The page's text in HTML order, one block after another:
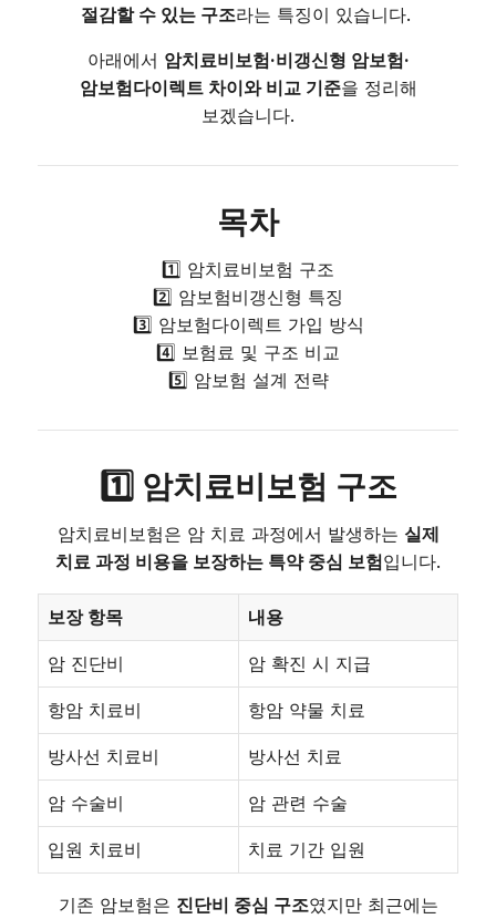
절감할 수 있는 구조라는 특징이 있습니다.
아래에서 암치료비보험·비갱신형 암보험·
암보험다이렉트 차이와 비교 기준을 정리해
보겠습니다.
목차
1️⃣ 암치료비보험 구조
2️⃣ 암보험비갱신형 특징
3️⃣ 암보험다이렉트 가입 방식
4️⃣ 보험료 및 구조 비교
5️⃣ 암보험 설계 전략
1️⃣ 암치료비보험 구조
암치료비보험은 암 치료 과정에서 발생하는 실제
치료 과정 비용을 보장하는 특약 중심 보험입니다.
보장 항목 내용
암 진단비 암 확진 시 지급
항암 치료비 항암 약물 치료
방사선 치료비 방사선 치료
암 수술비 암 관련 수술
입원 치료비 치료 기간 입원
기존 암보험은 진단비 중심 구조였지만 최근에는